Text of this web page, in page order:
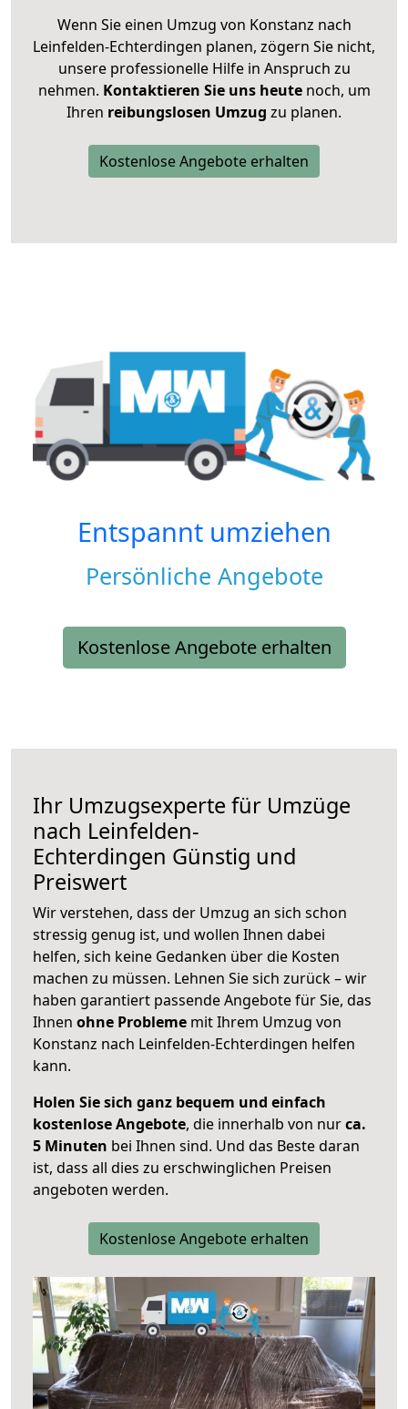
Wenn Sie einen Umzug von Konstanz nach
Leinfelden-Echterdingen planen, zögern Sie nicht,
unsere professionelle Hilfe in Anspruch zu
nehmen. Kontaktieren Sie uns heutenoch, um
Ihren reibungslosen Umzug zu planen.
Kostenlose Angebote erhalten
Entspannt umziehen
Persönliche Angebote
Kostenlose Angebote erhalten
Ihr Umzugsexperte für Umzüge
nach Leinfelden-
Echterdingen Günstig und
Preiswert
Wir verstehen, dass der Umzug an sich schon
stressig genug ist, und wollen Ihnen dabei
helfen, sich keine Gedanken über die Kosten
machen zu müssen. Lehnen Sie sich zurück – wir
haben garantiert passende Angebote für Sie, das
Ihnen ohne Probleme mit Ihrem Umzug von
Konstanz nach Leinfelden-Echterdingen helfen
kann.
Holen Sie sich ganz bequem und einfach
kostenlose Angebote, die innerhalb von nurca.
5 Minuten bei Ihnen sind. Und das Beste daran
ist, dass all dies zu erschwinglichen Preisen
angeboten werden.
Kostenlose Angebote erhalten